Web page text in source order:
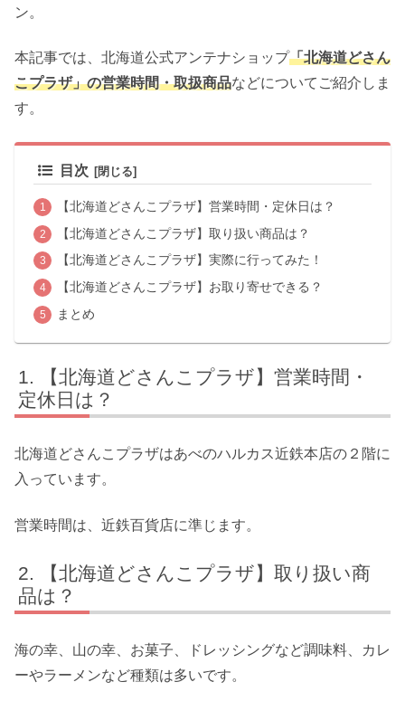
ン。
本記事では、北海道公式アンテナショップ「北海道どさん
こプラザ」の営業時間・取扱商品などについてご紹介しま
す。
目次
【北海道どさんこプラザ】営業時間・定休日は？
【北海道どさんこプラザ】取り扱い商品は？
【北海道どさんこプラザ】実際に行ってみた！
【北海道どさんこプラザ】お取り寄せできる？
まとめ
【北海道どさんこプラザ】営業時間・
定休日は？
北海道どさんこプラザはあべのハルカス近鉄本店の２階に
入っています。
営業時間は、近鉄百貨店に準じます。
【北海道どさんこプラザ】取り扱い商
品は？
海の幸、山の幸、お菓子、ドレッシングなど調味料、カレ
ーやラーメンなど種類は多いです。